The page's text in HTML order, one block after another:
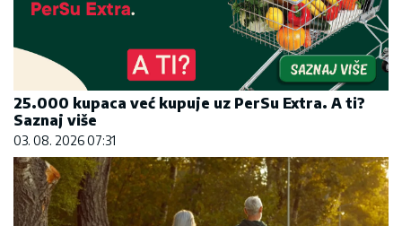
25.000 kupaca već kupuje uz PerSu Extra. A ti?
Saznaj više
03. 08. 2026 07:31